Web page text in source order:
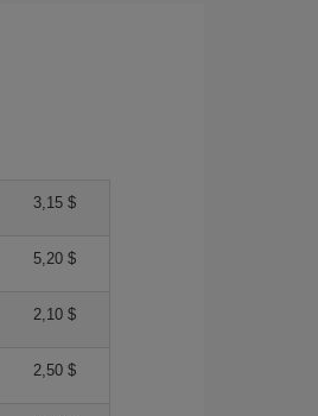
3,15 $
5,20 $
2,10 $
2,50 $